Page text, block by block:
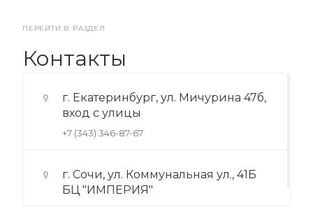
ПЕРЕЙТИ В РАЗДЕЛ
Контакты
г. Екатеринбург, ул. Мичурина 47б,
вход с улицы
+7 (343) 346-87-67
г. Сочи, ул. Коммунальная ул., 41Б
БЦ "ИМПЕРИЯ"